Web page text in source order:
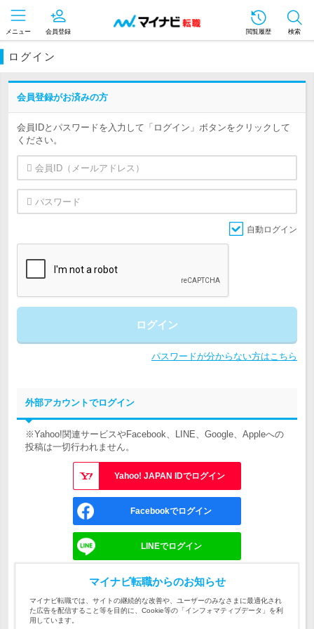
メニュー 会員登録 閲覧履歴 検索
ログイン
会員登録がお済みの方
会員IDとパスワードを入力して「ログイン」ボタンをクリックして
ください。
自動ログイン
ログイン
パスワードが分からない方はこちら
外部アカウントでログイン
※Yahoo!関連サービスやFacebook、LINE、Google、Appleへの
投稿は一切行われません。
Yahoo! JAPAN IDでログイン
Facebookでログイン
LINEでログイン
Googleでログイン
Appleでサインイン
マイナビ転職からのお知らせ
マイナビ転職では、サイトの継続的な改善や、ユーザーのみなさまに最適化され
た広告を配信すること等を目的に、Cookie等の「インフォマティブデータ」を利
用しています。